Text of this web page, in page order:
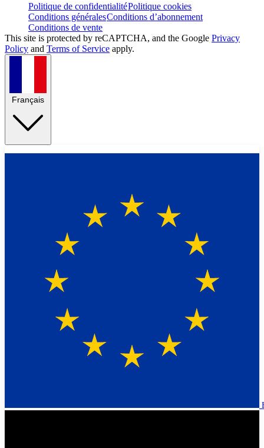
Politique de confidentialitéPolitique cookies
Conditions généralesConditions d’abonnement
Conditions de vente
This site is protected by reCAPTCHA, and the Google Privacy
Policy and Terms of Service apply.
Français